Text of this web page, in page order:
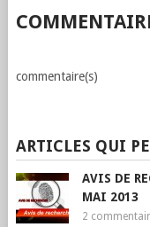
commentaire(s)
ARTICLES QUI
AVIS DE
MAI 2013
2